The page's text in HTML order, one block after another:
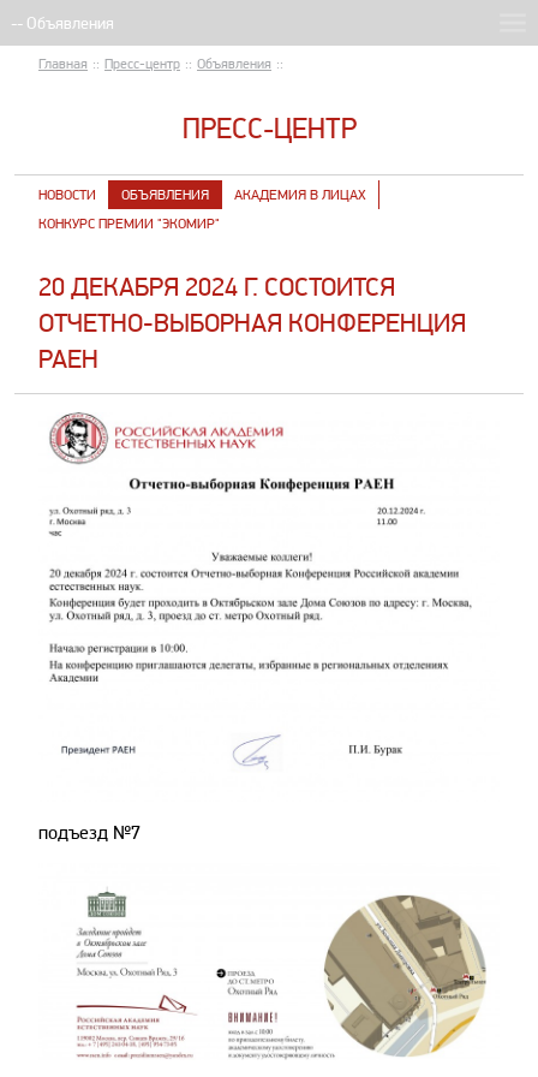
Главная :: Пресс-центр :: Объявления ::
ПРЕСС-ЦЕНТР
НОВОСТИ ОБЪЯВЛЕНИЯ
АКАДЕМИЯ В ЛИЦАХ
КОНКУРС ПРЕМИИ "ЭКОМИР"
20 ДЕКАБРЯ 2024 Г. СОСТОИТСЯ
ОТЧЕТНО-ВЫБОРНАЯ КОНФЕРЕНЦИЯ
РАЕН
подъезд №7